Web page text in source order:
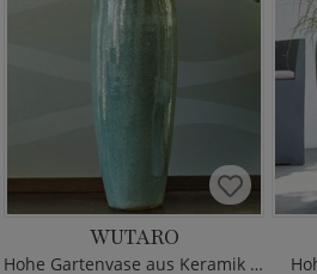
WUTARO
Hohe Gartenvase aus Keramik - rund